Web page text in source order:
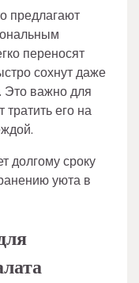
предлагают
переносят
сохнут даже
Это важно для
тратить его на
долгому сроку
уюта в